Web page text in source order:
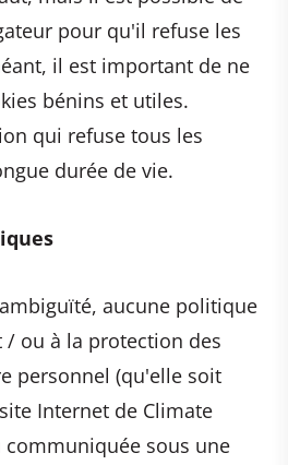
pour qu'il refuse les
il est important de ne
bénins et utiles.
qui refuse tous les
durée de vie.
aucune politique
/ ou à la protection des
personnel (qu'elle soit
Internet de Climate
sous une